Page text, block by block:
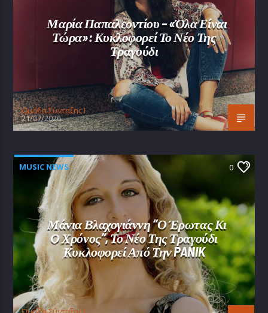
Μαρία Παπαλεοντίου – «Όλα Είναι
Τώρα»: Κυκλοφορεί Το Νέο Της
Τραγούδι
Oμάδα Σύνταξης Ι
21/07/2026
MUSIC NEWS 0
Μάνια Βλαχογιάννη “Ο Έρωτας Κι
Ο Χρόνος”, Το Νέο Της Τραγούδι
Κυκλοφορεί Από Την PANIK